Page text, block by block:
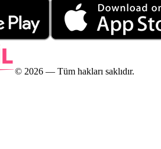
© 2026 — Tüm hakları saklıdır.